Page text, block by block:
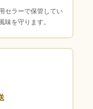
セラーで保管してい
味を守ります。